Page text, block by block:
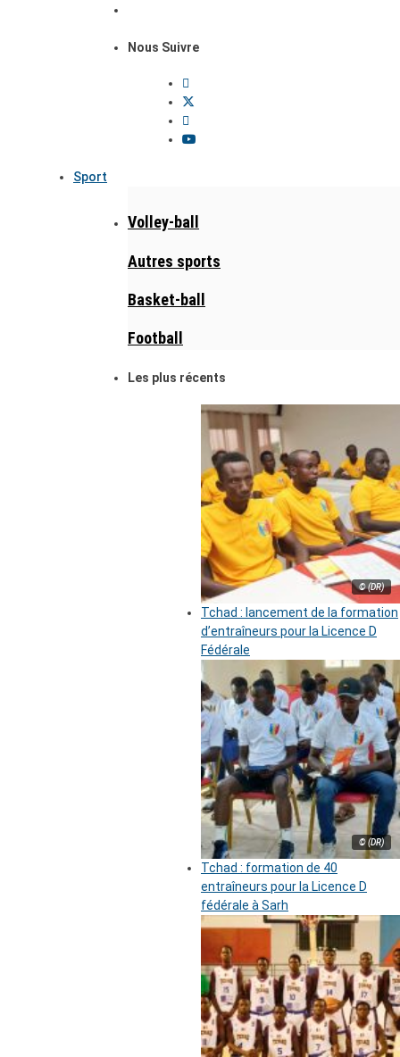
Nous Suivre
Sport
Volley-ball
Autres sports
Basket-ball
Football
Les plus récents
© (DR)
Tchad : lancement de la formation
d’entraîneurs pour la Licence D
Fédérale
© (DR)
Tchad : formation de 40
entraîneurs pour la Licence D
fédérale à Sarh